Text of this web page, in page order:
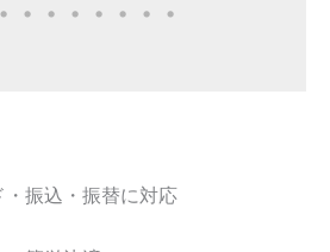
・振込・振替に対応